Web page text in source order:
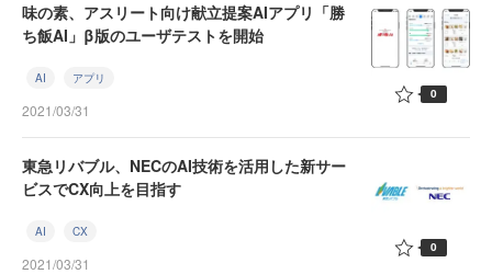
味の素、アスリート向け献立提案AIアプリ「勝
ち飯AI」β版のユーザテストを開始
AI アプリ
2021/03/31
0
東急リバブル、NECのAI技術を活用した新サー
ビスでCX向上を目指す
AI CX
2021/03/31
0